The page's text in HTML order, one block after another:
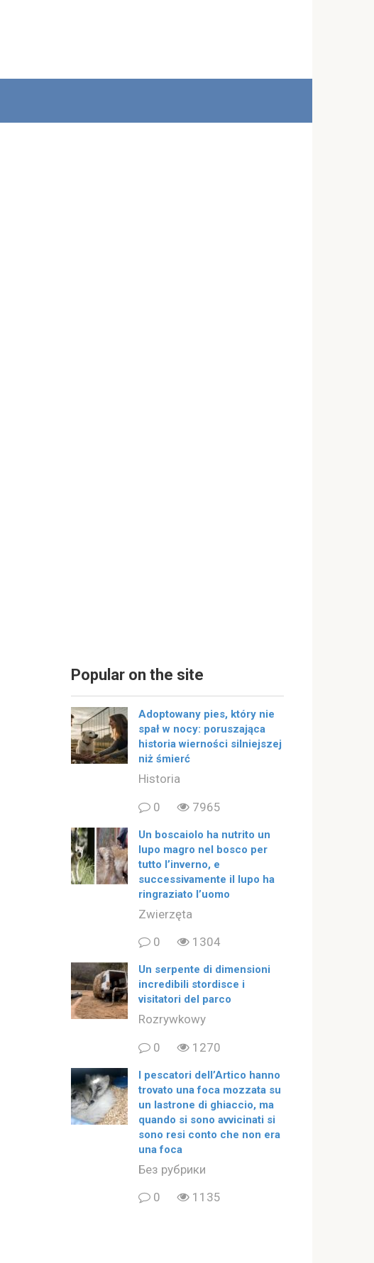
Popular on the site
Adoptowany pies, który nie
spał w nocy: poruszająca
historia wierności silniejszej
niż śmierć
Historia
0
7965
Un boscaiolo ha nutrito un
lupo magro nel bosco per
tutto l’inverno, e
successivamente il lupo ha
ringraziato l’uomo
Zwierzęta
0
1304
Un serpente di dimensioni
incredibili stordisce i
visitatori del parco
Rozrywkowy
0
1270
I pescatori dell’Artico hanno
trovato una foca mozzata su
un lastrone di ghiaccio, ma
quando si sono avvicinati si
sono resi conto che non era
una foca
Без рубрики
0
1135